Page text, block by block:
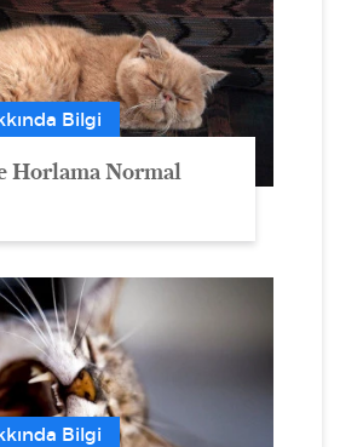
Bilgi
Horlama Normal
Bilgi